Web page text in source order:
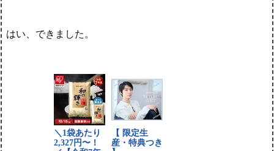
はい、できました。